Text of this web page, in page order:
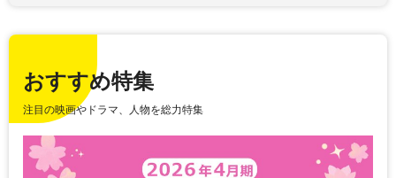
おすすめ特集
注目の映画やドラマ、人物を総力特集